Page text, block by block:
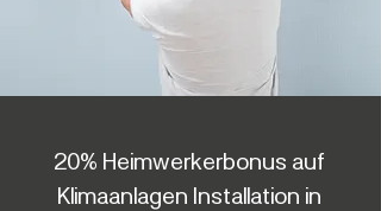
20% Heimwerkerbonus auf
Klimaanlagen Installation in